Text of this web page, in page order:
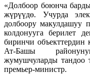
«Долбоор боюнча
жүрүүдө. Учурда
долбоору макулдашуу
колдонууга берилет
биринчи объекттердин
Ат-Башы
жумушчуларды тандоо
премьер-министр.